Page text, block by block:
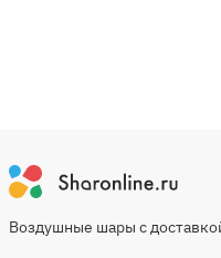
Воздушные шары с